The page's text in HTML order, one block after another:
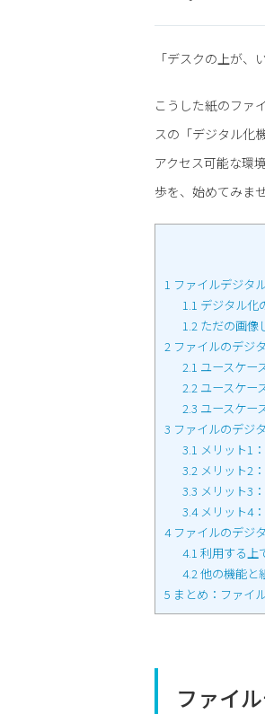
「デスクの上が
こうした紙のファ
スの「デジタル化
アクセス可能な環
歩を、始めてみま
1 ファイルデジタ
1.1 デジタル化
1.2ただの画像
2 ファイルのデジ
2.1 ユースケー
2.2ユースケー
2.3 ユースケー
3 ファイルのデジ
3.1 メリット1
3.2メリット2
3.3 メリット3
3.4メリット4
4ファイルのデジ
4.1 利用する上
4.2他の機能と
5 まとめ：ファイ
ファイ